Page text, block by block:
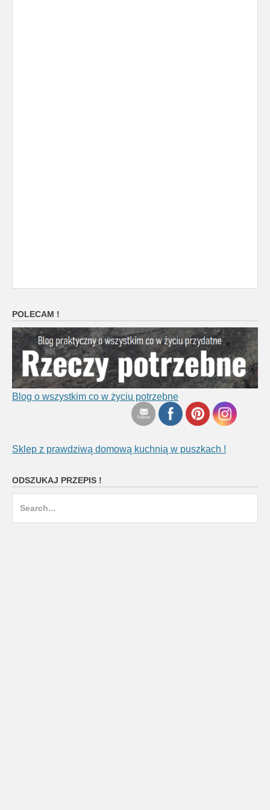
POLECAM !
Blog o wszystkim co w życiu potrzebne
Sklep z prawdziwą domową kuchnią w puszkach !
ODSZUKAJ PRZEPIS !